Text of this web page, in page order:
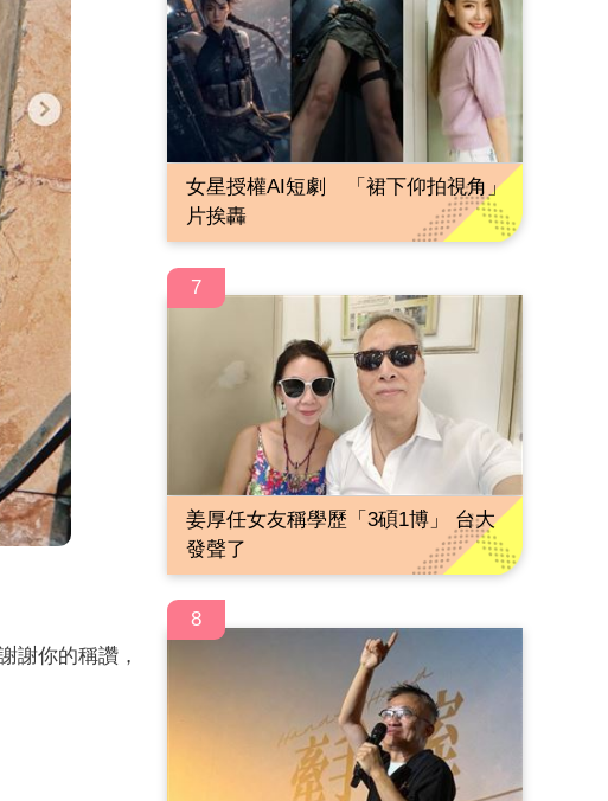
謝你的稱讚，
女星授權AI短劇 「裙下仰拍視角」
片挨轟
7
姜厚任女友稱學歷「3碩1博」 台大
發聲了
8